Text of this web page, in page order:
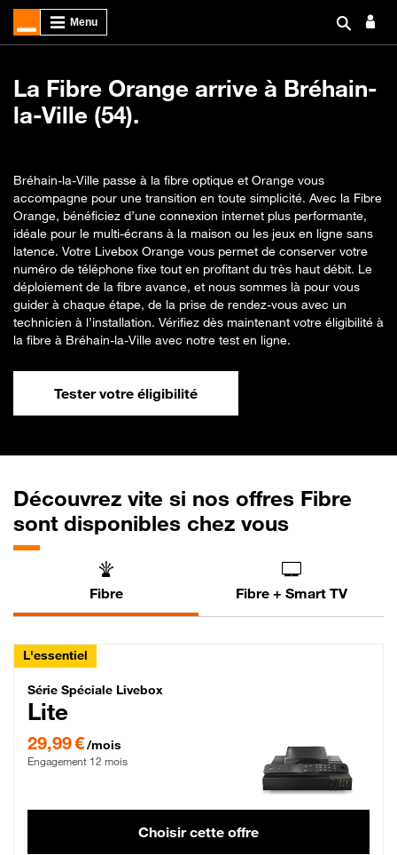
La Fibre Orange arrive à Bréhain-
la-Ville (54).
Bréhain-la-Ville passe à la fibre optique et Orange vous
accompagne pour une transition en toute simplicité. Avec la Fibre
Orange, bénéficiez d’une connexion internet plus performante,
idéale pour le multi-écrans à la maison ou les jeux en ligne sans
latence. Votre Livebox Orange vous permet de conserver votre
numéro de téléphone fixe tout en profitant du très haut débit. Le
déploiement de la fibre avance, et nous sommes là pour vous
guider à chaque étape, de la prise de rendez-vous avec un
technicien à l’installation. Vérifiez dès maintenant votre éligibilité à
la fibre à Bréhain-la-Ville avec notre test en ligne.
Tester votre éligibilité
Découvrez vite si nos offres Fibre
sont disponibles chez vous
Fibre Fibre + Smart TV
L'essentiel
Série Spéciale Livebox Lite Fibre
Série Spéciale Livebox
Lite
29,99 €/mois
Engagement 12 mois
Choisir cette offre